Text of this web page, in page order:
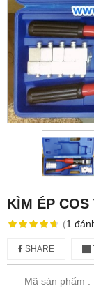
KÌM ÉP
(1
SHARE
Mã sản phẩm :